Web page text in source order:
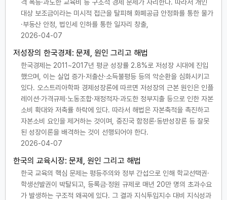
격 폭등·과도한 교육비 등 구조적 경제 문제가 자리한다. 따라서 개인
대상 보조금이라는 미시적 접근을 탈피해 화폐공급 안정화를 통한 물가
·부동산 안정, 법인세 인하를 통한 일자리 창출,
2026-04-07
저성장의 한국경제: 문제, 원인 그리고 해법
한국경제는 2011~2017년 평균 성장률 2.8%로 저성장 시대에 진입
했으며, 이는 실업 증가·저출산·소득불평등 등의 악순환을 심화시키고
있다. 오스트리아학파 경제성장론에 따르면 저성장의 근본 원인은 인플
레이션·가격규제·노동조합·재정적자·과도한 정부지출 등으로 인한 자본
소비 확대와 저축률 하락에 있다. 따라서 해법은 자본축적을 촉진하고
자본소비 요인을 제거하는 것이며, 중진국 함정론·동반성장론 등 잘못
된 성장이론을 배격하는 것이 선행되어야 한다.
2026-04-07
한국의 교육시장: 문제, 원인 그리고 해법
한국 교육의 핵심 문제는 평등주의와 정부 간섭으로 인해 학교선택권·
학생선발권이 박탈되고, 등록금·정원 규제로 매년 20만 명의 초과수요
가 발생하는 구조적 왜곡에 있다. 그 결과 지식투입지수 대비 지식성과